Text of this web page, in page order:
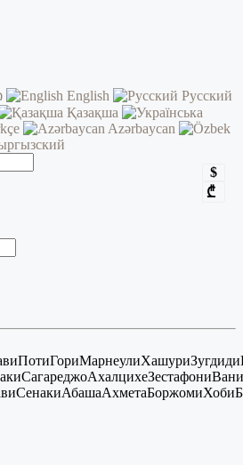
English
Русский
Қазақша
Azərbaycan
$
₾
ПотиГориМарнеулиХашуриЗугдиди
СагареджоАхалцихеЗестафониВани
СенакиАбашаАхметаБоржомиХоби